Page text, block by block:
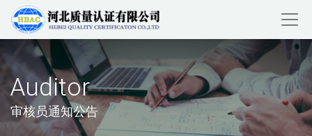
Auditor
审核员通知公告